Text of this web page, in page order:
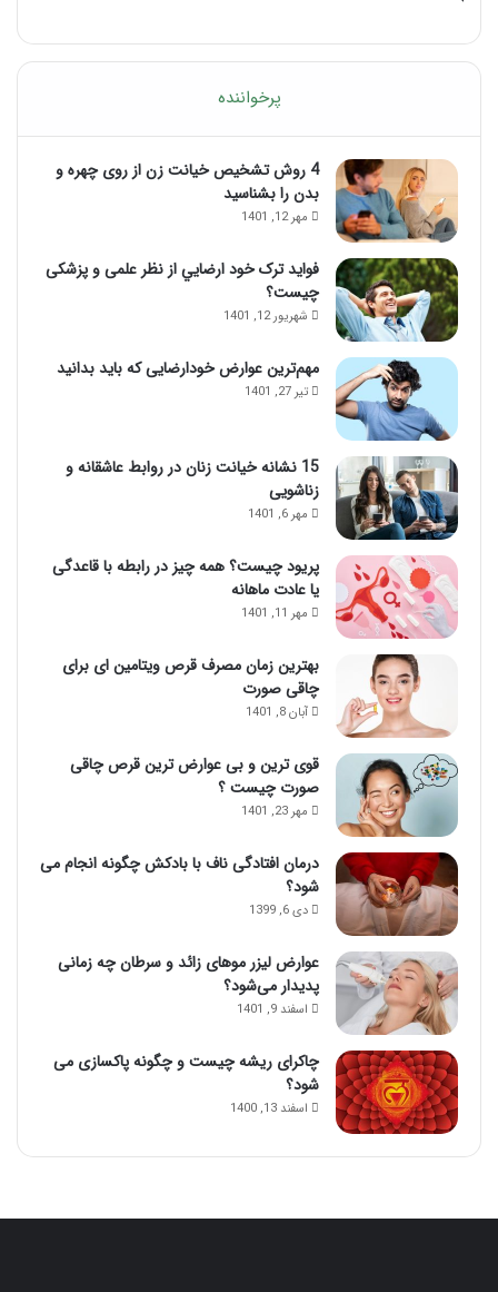
پرخواننده
4 روش تشخیص خیانت زن از روی چهره و
بدن را بشناسید
مهر 12, 1401
فواید ترک خود ارضايي از نظر علمی و پزشکی
چیست؟
شهریور 12, 1401
مهم‌ترین عوارض خودارضایی که باید بدانید
تیر 27, 1401
15 نشانه خیانت زنان در روابط عاشقانه و
زناشویی
مهر 6, 1401
پریود چیست؟ همه چیز در رابطه با قاعدگی
یا عادت ماهانه
مهر 11, 1401
بهترین زمان مصرف قرص ویتامین ای برای
چاقی صورت
آبان 8, 1401
قوی ترین و بی عوارض ترین قرص چاقی
صورت چیست ؟
مهر 23, 1401
درمان افتادگی ناف با بادکش چگونه انجام می
شود؟
دی 6, 1399
عوارض لیزر موهای زائد و سرطان چه زمانی
پدیدار می‌شود؟
اسفند 9, 1401
چاکرای ریشه چیست و چگونه پاکسازی می
شود؟
اسفند 13, 1400